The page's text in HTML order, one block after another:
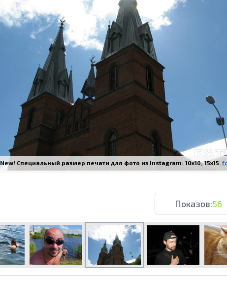
Печать в течение 1 часа в Риге –
Различные форматы и виды бумаги для
Доставка по всей Латвии или
New! Специальный размер печати для фото из Instagram: 10x10; 15x15.
Показов:56